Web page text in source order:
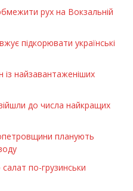
рух на Вокзальній
підкорювати українські
із найзавантаженіших
до числа найкращих
планують
салат по-грузинськи